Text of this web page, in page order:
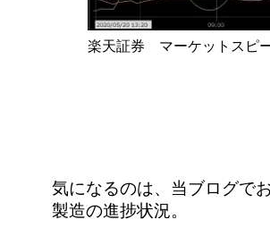
楽天証券 マーケットスピ
気になるのは、当ブログで
製造の進捗状況。